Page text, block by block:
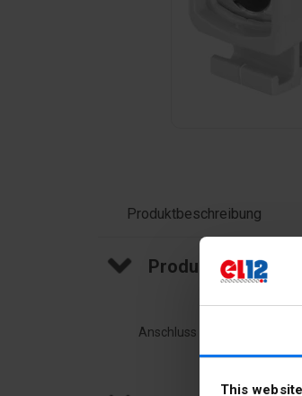
This
Produktbeschreibung
Anschluss Gewinde. AL/CU,